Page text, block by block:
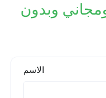
وبدون